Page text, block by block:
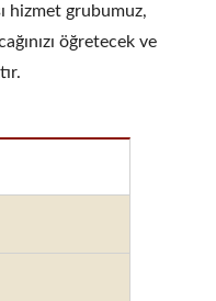
hizmet grubumuz,
öğretecek ve